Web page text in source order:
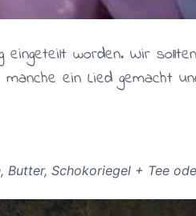
worden. Wir
ein Lied gemacht
Butter, Schokoriegel + Tee